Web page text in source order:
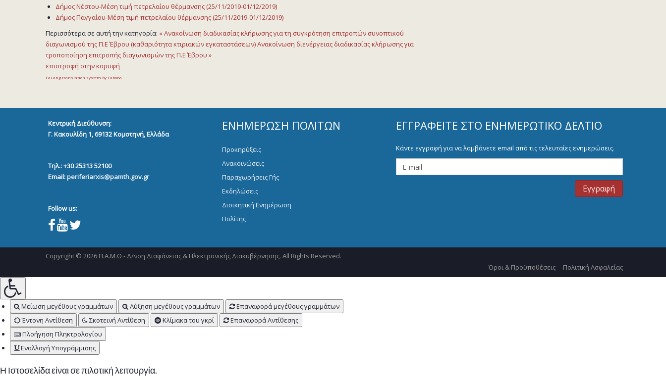
Δήμος Νέστου-Μέση τιμή πετρελαίου θέρμανσης (25/11/2019-01/12/2019)
Δήμος Παγγαίου-Μέση τιμή πετρελαίου θέρμανσης (25/11/2019-01/12/2019)
Περισσότερα σε αυτή την κατηγορία: « Ανακοίνωση διαδικασίας κλήρωσης για τη συγκρότηση επιτροπών συνοπτικού
διαγωνισμού της Π.Ε Έβρου (καθαριότητα κτιριακών εγκαταστάσεων)Ανακοίνωση διενέργειας διαδικασίας κλήρωσης για
τροποποίηση επιτροπής διαγωνισμών της Π.Ε Έβρου »
επιστροφή στην κορυφή
FaLang translation system by Faboba
Κεντρική Διεύθυνση:
Γ. Κακουλίδη 1, 69132Κομοτηνή, Ελλάδα
Τηλ.: +30 25313 52100
Email:periferiarxis@pamth.gov.gr
Follow us:
ΕΝΗΜΈΡΩΣΗ ΠΟΛΙΤΏΝ
Προκηρύξεις
Ανακοινώσεις
Παραχωρήσεις Γής
Εκδηλώσεις
Διοικητική Ενημέρωση
Πολίτης
ΕΓΓΡΑΦΕΊΤΕ ΣΤΟ ΕΝΗΜΕΡΩΤΙΚΌ ΔΕΛΤΊΟ
Κάντε εγγραφή για να λαμβάνετε email από τις τελευταίες ενημερώσεις.
Copyright © 2026 Π.Α.Μ.Θ - Δ/νση Διαφάνειας & Ηλεκτρονικής Διακυβέρνησης. All Rights Reserved.
Όροι & Προϋποθέσεις
Πολιτική Ασφαλείας
Μείωση μεγέθους γραμμάτων Αύξηση μεγέθους γραμμάτων
Επαναφορά μεγέθους γραμμάτων
Έντονη Αντίθεση
Σκοτεινή Αντίθεση Κλίμακα του γκρί
Επαναφορά Αντίθεσης
Πλοήγηση Πληκτρολογίου
Εναλλαγή Υπογράμμισης
Η Ιστοσελίδα είναι σε πιλοτική λειτουργία.